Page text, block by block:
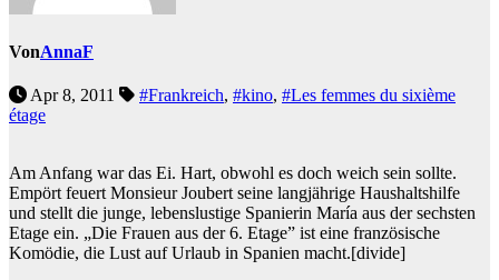
VonAnnaF
Apr 8, 2011 #Frankreich, #kino, #Les femmes du sixième
étage
Am Anfang war das Ei. Hart, obwohl es doch weich sein sollte.
Empört feuert Monsieur Joubert seine langjährige Haushaltshilfe
und stellt die junge, lebenslustige Spanierin María aus der sechsten
Etage ein. „Die Frauen aus der 6. Etage” ist eine französische
Komödie, die Lust auf Urlaub in Spanien macht.[divide]